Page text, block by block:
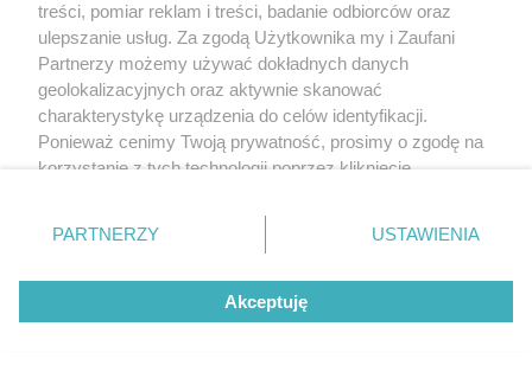
treści, pomiar reklam i treści, badanie odbiorców oraz
ulepszanie usług. Za zgodą Użytkownika my i Zaufani
Partnerzy możemy używać dokładnych danych
geolokalizacyjnych oraz aktywnie skanować
charakterystykę urządzenia do celów identyfikacji.
Ponieważ cenimy Twoją prywatność, prosimy o zgodę na
korzystanie z tych technologii poprzez kliknięcie
zmienić/wycofać klikając przycisk ustawień prywatności
znajdujący się w lewym dolnym rogu strony
rodzaje przetwarzania danych nie wymagają zgody
użytkownika, ale masz prawo sprzeciwić się takiemu
przetwarzaniu. Preferencje będą miały zastosowanie tylko
PARTNERZY USTAWIENIA
Akceptuję